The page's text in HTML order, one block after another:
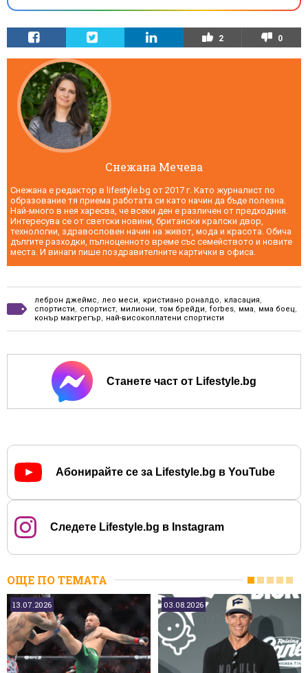
2 0
Снежана Мечева
Снежана е редактор в lifestyle.bg от 2017 г. Като журналист по
образование тя приема работата си като начин да бъде полезна.
Най-много в нея харесва, че всеки ден е различен от предходния.
Интересува се от светски новини, британски кралски двор,
технологии, здравословен начин на живот, мода и красота. Обича
дългите разходки, пълноценното време със семейството и новите
места. И винаги пише поздравителните картички в офиса.
леброн джеймс, лео меси, кристиано роналдо, класация,
спортисти, спортист, милиони, том брейди, forbes, мма, мма боец,
конър макгрегър, най-високоплатени спортисти
Станете част от Lifestyle.bg
Абонирайте се за Lifestyle.bg в YouTube
Следете Lifestyle.bg в Instagram
ОЩЕ ПО ТЕМАТА
13.07.2026 03.08.2026